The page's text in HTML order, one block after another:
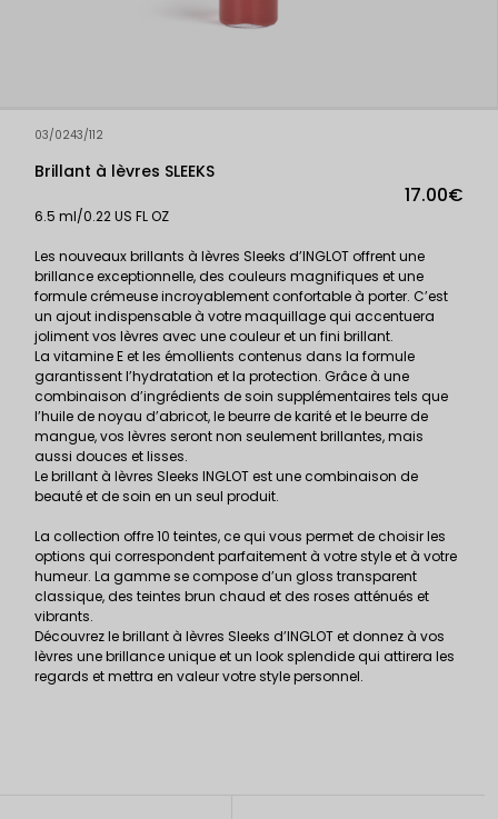
03/0243/112
Brillant à lèvres SLEEKS
17.00€
6.5 ml/0.22 US FL OZ
Les nouveaux brillants à lèvres Sleeks d’INGLOT offrent une
brillance exceptionnelle, des couleurs magnifiques et une
formule crémeuse incroyablement confortable à porter. C’est
un ajout indispensable à votre maquillage qui accentuera
joliment vos lèvres avec une couleur et un fini brillant.
La vitamine E et les émollients contenus dans la formule
garantissent l’hydratation et la protection. Grâce à une
combinaison d’ingrédients de soin supplémentaires tels que
l’huile de noyau d’abricot, le beurre de karité et le beurre de
mangue, vos lèvres seront non seulement brillantes, mais
aussi douces et lisses.
Le brillant à lèvres Sleeks INGLOT est une combinaison de
beauté et de soin en un seul produit.
La collection offre 10 teintes, ce qui vous permet de choisir les
options qui correspondent parfaitement à votre style et à votre
humeur. La gamme se compose d’un gloss transparent
classique, des teintes brun chaud et des roses atténués et
vibrants.
Découvrez le brillant à lèvres Sleeks d’INGLOT et donnez à vos
lèvres une brillance unique et un look splendide qui attirera les
regards et mettra en valeur votre style personnel.